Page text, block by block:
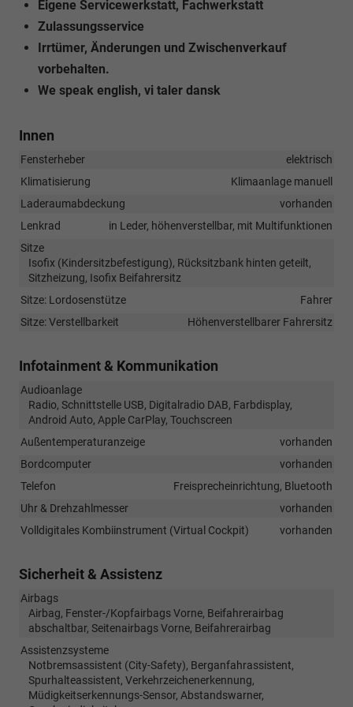
Eigene Servicewerkstatt, Fachwerkstatt
Zulassungsservice
Irrtümer, Änderungen und Zwischenverkauf
vorbehalten.
We speak english, vi taler dansk
Innen
Fensterheber
elektrisch
Klimatisierung
Klimaanlage manuell
Laderaumabdeckung
vorhanden
Lenkrad
in Leder, höhenverstellbar, mit Multifunktionen
Sitze
Isofix (Kindersitzbefestigung), Rücksitzbank hinten geteilt,
Sitzheizung, Isofix Beifahrersitz
Sitze: Lordosenstütze
Fahrer
Sitze: Verstellbarkeit
Höhenverstellbarer Fahrersitz
Infotainment & Kommunikation
Audioanlage
Radio, Schnittstelle USB, Digitalradio DAB, Farbdisplay,
Android Auto, Apple CarPlay, Touchscreen
Außentemperaturanzeige
vorhanden
Bordcomputer
vorhanden
Telefon
Freisprecheinrichtung, Bluetooth
Uhr & Drehzahlmesser
vorhanden
Volldigitales Kombiinstrument (Virtual Cockpit)
vorhanden
Sicherheit & Assistenz
Airbags
Airbag, Fenster-/Kopfairbags Vorne, Beifahrerairbag
abschaltbar, Seitenairbags Vorne, Beifahrerairbag
Assistenzsysteme
Notbremsassistent (City-Safety), Berganfahrassistent,
Spurhalteassistent, Verkehrzeichenerkennung,
Müdigkeitserkennungs-Sensor, Abstandswarner,